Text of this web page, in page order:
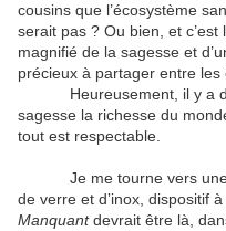
cousins que l’écosystème
serait pas ? Ou bien, et
magnifié de la sagesse et
précieux à partager entre les
Heureusement, il y a
sagesse la richesse du
tout est respectable.
Je me tourne vers
de verre et d’inox, dispositif
Manquantdevrait être là,